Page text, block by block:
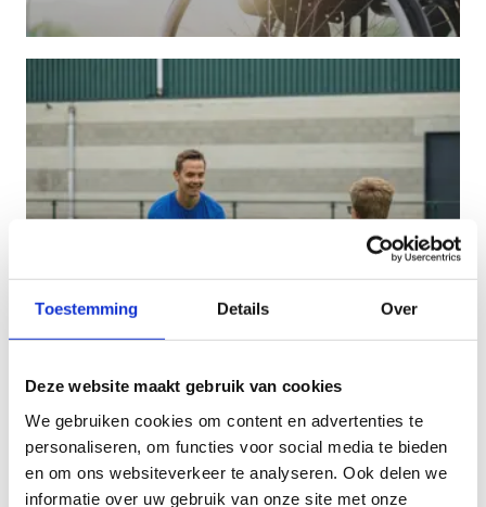
Toestemming Details Over
Deze website maakt gebruik van cookies
We gebruiken cookies om content en advertenties te
personaliseren, om functies voor social media te bieden
en om ons websiteverkeer te analyseren. Ook delen we
informatie over uw gebruik van onze site met onze
Sportkampen voor kids met een verstandelijke
beperking, autismespectrumstoornis of ADHD.
Uniek in Vlaanderen.